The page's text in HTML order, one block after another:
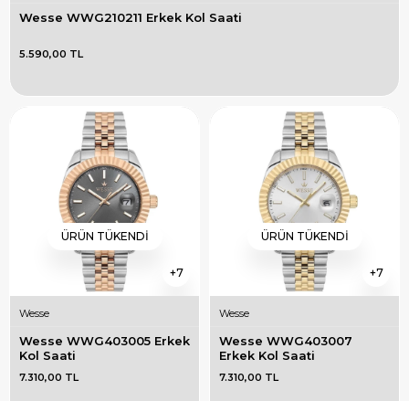
Wesse WWG210211 Erkek Kol Saati
5.590,00 TL
7
ÜRÜN TÜKENDI
Wesse
Wesse WWG403005 Erkek
Kol Saati
7.310,00 TL
7
ÜRÜN TÜKENDI
Wesse
Wesse WWG403007
Erkek Kol Saati
7.310,00 TL